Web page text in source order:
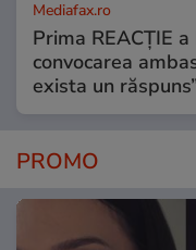
Mediafax.ro
Prima REACȚIE
convocarea
exista un
PROMO